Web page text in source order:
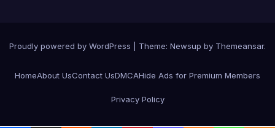
Proudly powered by WordPress Theme: Newsup by Themeansar.
HomeAbout UsContact UsDMCAHide Ads for Premium Members
Privacy Policy